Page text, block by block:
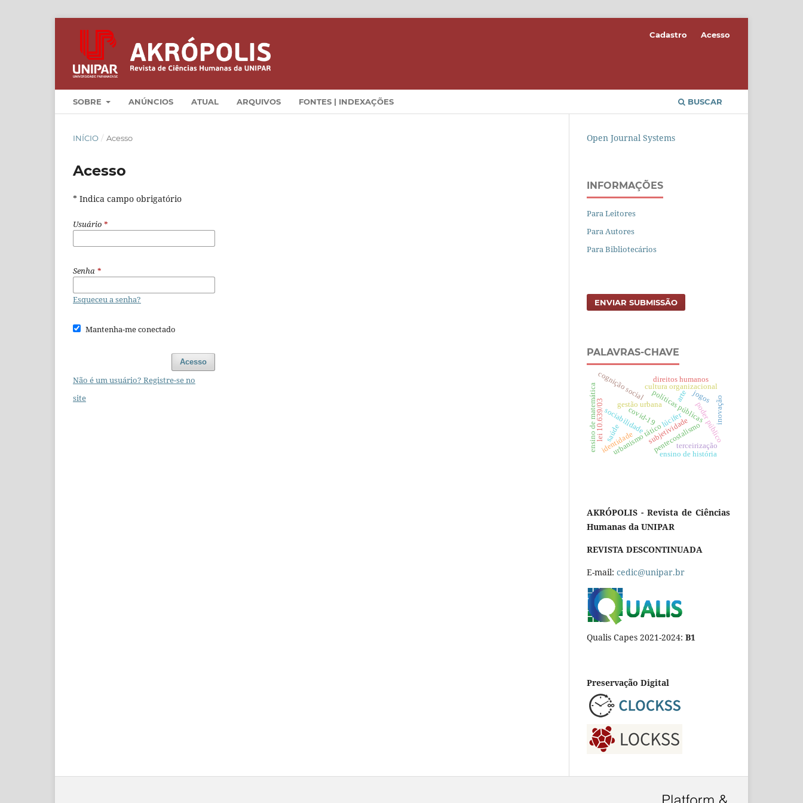
SOBRE ANÚNCIOS ATUAL ARQUIVOS FONTES | INDEXAÇÕES BUSCAR
Cadastro Acesso
INÍCIO / Acesso
Acesso
* Indica campo obrigatório
Usuário *
Senha *
Esqueceu a senha?
Mantenha-me conectado
Acesso
Não é um usuário? Registre-se no
site
Open Journal Systems
INFORMAÇÕES
Para Leitores
Para Autores
Para Bibliotecários
ENVIAR SUBMISSÃO
PALAVRAS-CHAVE
covid-19
sociabilidadepolíticas públicas
gestão urbana
urbanismo tático
identidade subjetividade
pentecostalismo
cognição socialcultura organizacional
poder público
direitos humanos
arte
lúcifer
ensino de história
lei 10.639/03saúde
terceirização
ensino de matemática jogos inovação
AKRÓPOLIS - Revista de Ciências
Humanas da UNIPAR
REVISTA DESCONTINUADA
E-mail: cedic@unipar.br
Qualis Capes 2021-2024: B1
Preservação Digital